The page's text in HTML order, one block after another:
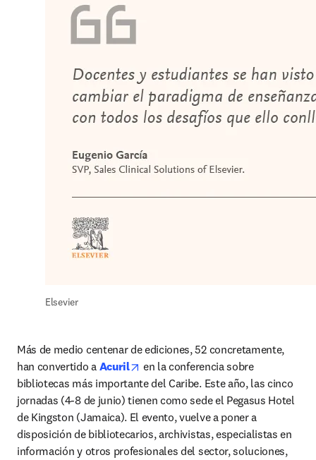
Elsevier
Más de medio centenar de ediciones, 52 concretamente,
han convertido a Acuril opens in new tab/window
en la conferencia sobre
bibliotecas más importante del Caribe. Este año, las cinco
jornadas (4-8 de junio) tienen como sede el Pegasus Hotel
de Kingston (Jamaica). El evento, vuelve a poner a
disposición de bibliotecarios, archivistas, especialistas en
información y otros profesionales del sector, soluciones,